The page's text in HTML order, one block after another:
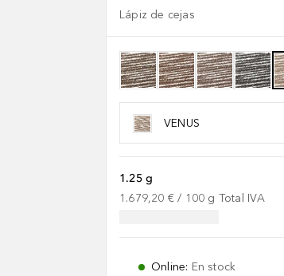
Lápiz de cejas
VENUS
1.25 g
1.679,20 € / 100 g Total IVA
Online: En stock